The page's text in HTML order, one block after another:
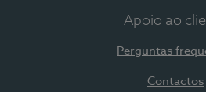
Apoio ao
Perguntas
Contactos